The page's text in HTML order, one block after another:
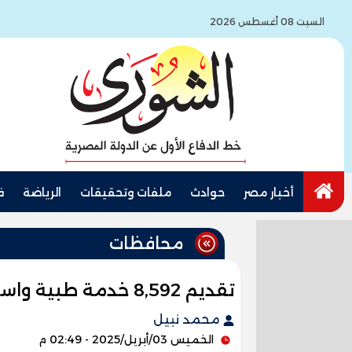
السبت 08 أغسطس 2026
أخبار مصر حوادث ملفات وتحقيقات الرياضة
محافظات
تقديم 8,592 خدمة طبية واستقبال 108 حالات طواري بالقليوبية
محمد نبيل
الخميس 03/أبريل/2025 - 02:49 م